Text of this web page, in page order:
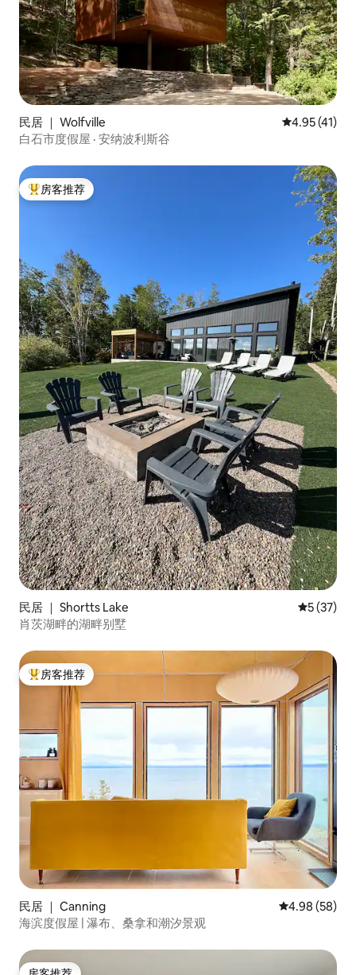
民居 ｜ Wolfville 平均评分
4.95 (41)
白石市度假屋 · 安纳波利斯谷
热门「房客推荐」
房客推荐
民居 ｜ Shortts Lake 平均评分
5 (37)
肖茨湖畔的湖畔别墅
热门「房客推荐」
房客推荐
民居 ｜ Canning 平均评分 4.98
4.98 (58)
海滨度假屋 | 瀑布、桑拿和潮汐景观